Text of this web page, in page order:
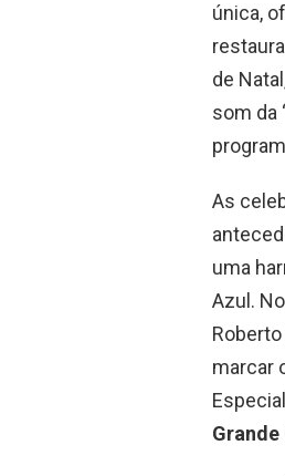
única,
de
som da
As
uma
Azul.
marcar